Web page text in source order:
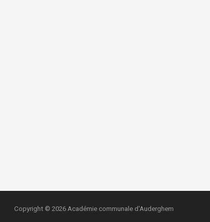
Copyright © 2026 Académie communale d'Auderghem